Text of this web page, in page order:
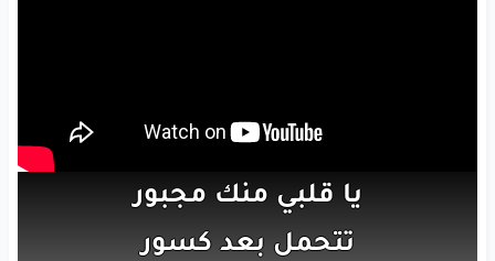
يا قلبي منك مجبور
تتحمل بعدكسور